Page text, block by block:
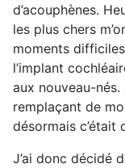
d’acouphènes.
les plus chers
moments
l’implant
aux nouveau-nés.
remplaçant de
désormais c’était
J’ai donc décidé